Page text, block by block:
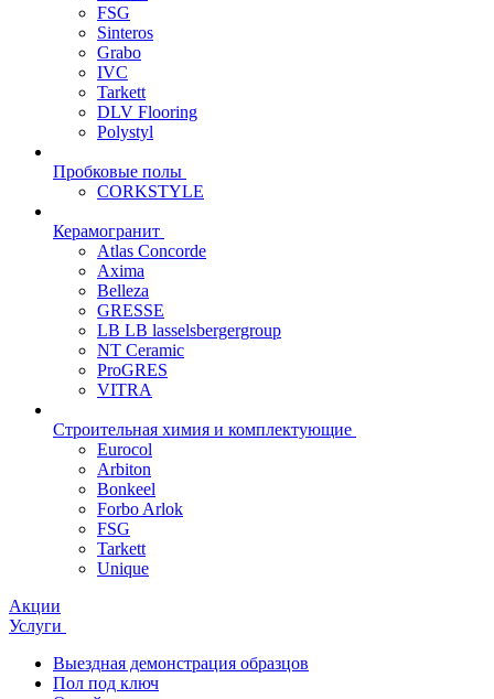
FSG
Sinteros
Grabo
IVC
Tarkett
DLV Flooring
Polystyl
Пробковые полы
CORKSTYLE
Керамогранит
Atlas Concorde
Axima
Belleza
GRESSE
LB LB lasselsbergergroup
NT Ceramic
ProGRES
VITRA
Строительная химия и комплектующие
Eurocol
Arbiton
Bonkeel
Forbo Arlok
FSG
Tarkett
Unique
Акции
Услуги
Выездная демонстрация образцов
Пол под ключ